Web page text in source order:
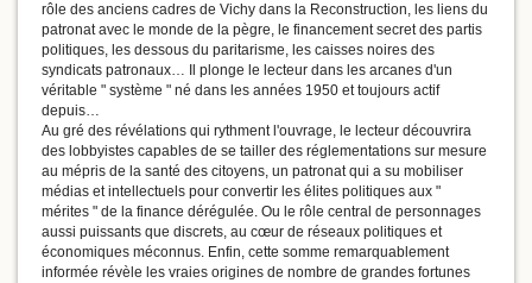
rôle des anciens cadres de Vichy dans la Reconstruction, les liens du
patronat avec le monde de la pègre, le financement secret des partis
politiques, les dessous du paritarisme, les caisses noires des
syndicats patronaux… Il plonge le lecteur dans les arcanes d'un
véritable " système " né dans les années 1950 et toujours actif
depuis…
Au gré des révélations qui rythment l'ouvrage, le lecteur découvrira
des lobbyistes capables de se tailler des réglementations sur mesure
au mépris de la santé des citoyens, un patronat qui a su mobiliser
médias et intellectuels pour convertir les élites politiques aux "
mérites " de la finance dérégulée. Ou le rôle central de personnages
aussi puissants que discrets, au cœur de réseaux politiques et
économiques méconnus. Enfin, cette somme remarquablement
informée révèle les vraies origines de nombre de grandes fortunes